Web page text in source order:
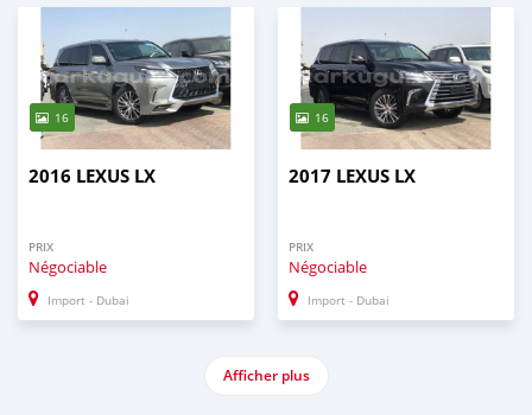
16
2016 LEXUS LX
PRIX
Négociable
Import - Dubai
16
2017 LEXUS LX
PRIX
Négociable
Import - Dubai
Afficher plus